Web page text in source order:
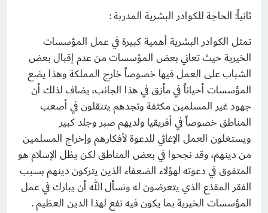
ثانياً: الحاجة للكوادر البشرية المدربة :
تمثل الكوادر البشرية أهمية كبيرة في عمل المؤسسات
الخيرية حيث تعاني بعض المؤسسات من عدم إقبال بعض
الشباب على العمل فيها خصوصاً خارج المملكة وهذا يضع
المؤسسات أحياناً في مأزق في هذا الجانب، يضاف لذلك أن
جهود غير المسلمين مكثفة وتجدهم يتنقلون في أصعب
المناطق خصوصاً في أفريقيا ولديهم صبر وجلد كبير
ويستغلون العمل الإغاثي للدعوة لأفكارهم وإخراج المسلمين
من دينهم، وقد نجحوا في بعض المناطق لكن يظل الإسلام هو
المتفوق في دعوته لهؤلاء الضعفاء الذين يتركون دينهم بسبب
الفقر المقذع الذي يتعرضون له ونسأل الله أن يبارك في عمل
المؤسسات الخيرية بما يكون فيه نفع لهذا الدين العظيم .